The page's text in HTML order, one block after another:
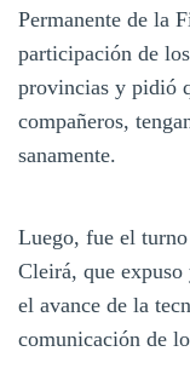
Permanente de la
participación de
provincias y pidió
compañeros,
sanamente.
Luego, fue el
Cleirá, que
el avance de la
comunicación de